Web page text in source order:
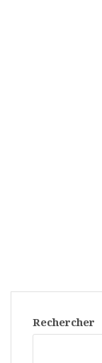
Rechercher